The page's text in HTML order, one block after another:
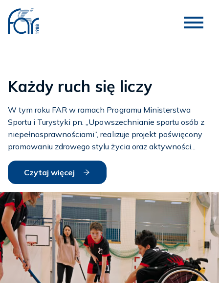
Wizyta studyjna w Estonii
W dniach 27–30 września nasz koordynator
wolontariatu odbył wizytę studyjną w Haapsalu, gdzie
zorganizowano pierwszy obóz Aktywnej Rehabilitacji
(AR), prowadzony przez Haapsalu Neurological
Rehabilitation Center (HNRC).
Czytaj więcej